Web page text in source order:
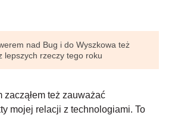
nad Bug i do Wyszkowa też
lepszych rzeczy tego roku
zacząłem też zauważać
mojej relacji z technologiami. To